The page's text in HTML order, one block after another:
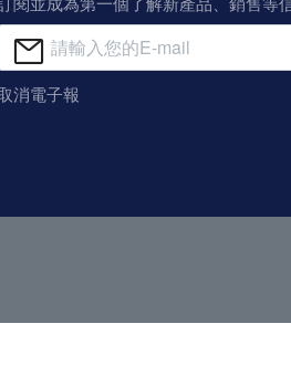
消電子報